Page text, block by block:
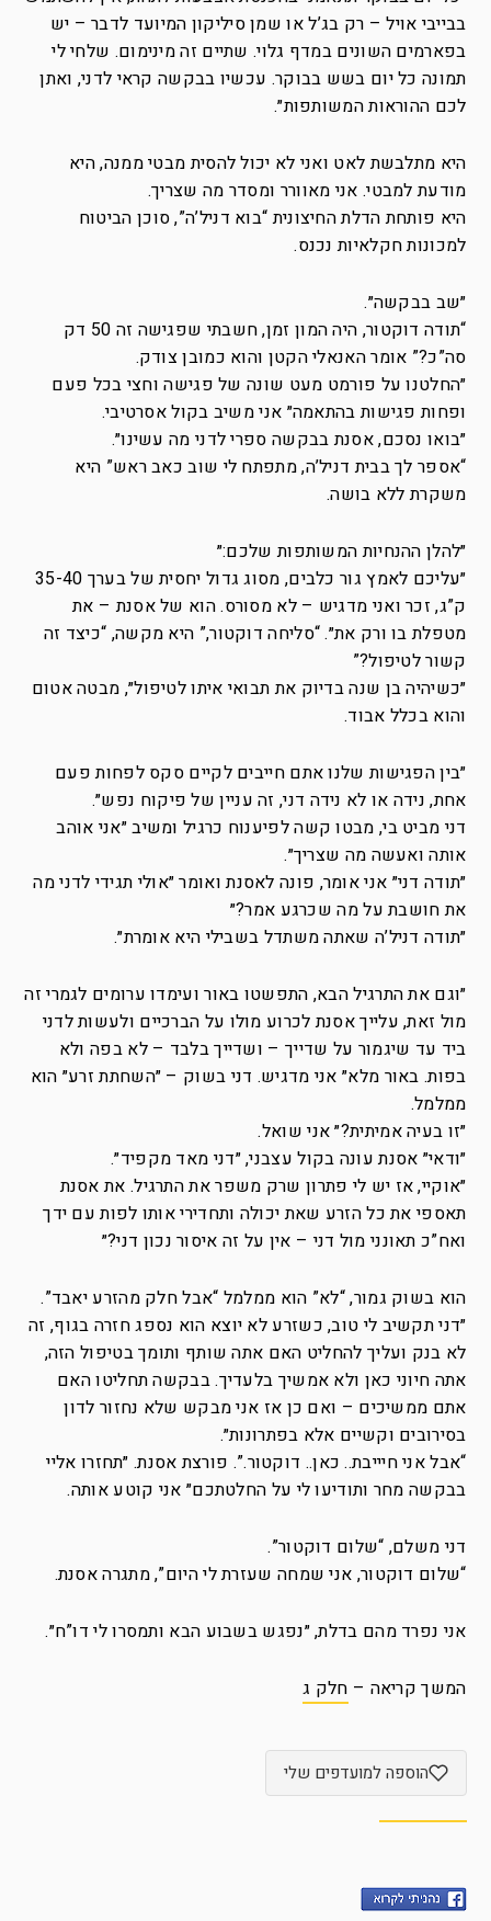
בבייבי אויל – רק בג’ל או שמן סיליקון המיועד לדבר – יש
בפארמים השונים במדף גלוי. שתיים זה מינימום. שלחי לי
תמונה כל יום בשש בבוקר. עכשיו בבקשה קראי לדני, ואתן
לכם ההוראות המשותפות״.
היא מתלבשת לאט ואני לא יכול להסית מבטי ממנה, היא
מודעת למבטי. אני מאוורר ומסדר מה שצריך.
היא פותחת הדלת החיצונית “בוא דניל’ה”, סוכן הביטוח
למכונות חקלאיות נכנס.
״שב בבקשה״.
“תודה דוקטור, היה המון זמן, חשבתי שפגישה זה 50 דק
סה”כ?” אומר האנאלי הקטן והוא כמובן צודק.
״החלטנו על פורמט מעט שונה של פגישה וחצי בכל פעם
ופחות פגישות בהתאמה״ אני משיב בקול אסרטיבי.
״בואו נסכם, אסנת בבקשה ספרי לדני מה עשינו״.
“אספר לך בבית דניל’ה, מתפתח לי שוב כאב ראש” היא
משקרת ללא בושה.
״להלן ההנחיות המשותפות שלכם:״
״עליכם לאמץ גור כלבים, מסוג גדול יחסית של בערך 35-40
ק”ג, זכר ואני מדגיש – לא מסורס. הוא של אסנת – את
מטפלת בו ורק את״. “סליחה דוקטור,” היא מקשה, “כיצד זה
קשור לטיפול?”
״כשיהיה בן שנה בדיוק את תבואי איתו לטיפול״, מבטה אטום
והוא בכלל אבוד.
״בין הפגישות שלנו אתם חייבים לקיים סקס לפחות פעם
אחת, נידה או לא נידה דני, זה עניין של פיקוח נפש״.
דני מביט בי, מבטו קשה לפיענוח כרגיל ומשיב ״אני אוהב
אותה ואעשה מה שצריך״.
״תודה דני״ אני אומר, פונה לאסנת ואומר ״אולי תגידי לדני מה
את חושבת על מה שכרגע אמר?״
״תודה דניל’ה שאתה משתדל בשבילי היא אומרת״.
״וגם את התרגיל הבא, התפשטו באור ועימדו ערומים לגמרי זה
מול זאת, עלייך אסנת לכרוע מולו על הברכיים ולעשות לדני
ביד עד שיגמור על שדייך – ושדייך בלבד – לא בפה ולא
בפות. באור מלא״ אני מדגיש. דני בשוק – ״השחתת זרע״ הוא
ממלמל.
״זו בעיה אמיתית?״ אני שואל.
״ודאי״ אסנת עונה בקול עצבני, ״דני מאד מקפיד״.
״אוקיי, אז יש לי פתרון שרק משפר את התרגיל. את אסנת
תאספי את כל הזרע שאת יכולה ותחדירי אותו לפות עם ידך
ואח”כ תאונני מול דני – אין על זה איסור נכון דני?״
הוא בשוק גמור, “לא” הוא ממלמל “אבל חלק מהזרע יאבד”.
״דני תקשיב לי טוב, כשזרע לא יוצא הוא נספג חזרה בגוף, זה
לא בנק ועליך להחליט האם אתה שותף ותומך בטיפול הזה,
אתה חיוני כאן ולא אמשיך בלעדיך. בבקשה תחליטו האם
אתם ממשיכים – ואם כן אז אני מבקש שלא נחזור לדון
בסירובים וקשיים אלא בפתרונות״.
“אבל אני חיייבת.. כאן.. דוקטור.”. פורצת אסנת. ״תחזרו אליי
בבקשה מחר ותודיעו לי על החלטתכם״ אני קוטע אותה.
דני משלם, “שלום דוקטור”.
“שלום דוקטור, אני שמחה שעזרת לי היום”, מתגרה אסנת.
אני נפרד מהם בדלת, ״נפגש בשבוע הבא ותמסרו לי דו”ח״.
המשך קריאה – חלק ג
הוספה למועדפים שלי